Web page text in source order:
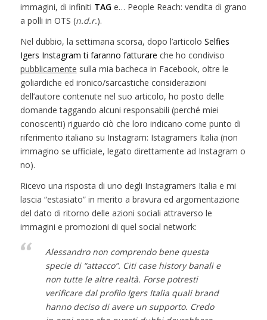
immagini, di infiniti TAG e… People Reach: vendita di grano
a polli in OTS (n.d.r.).
Nel dubbio, la settimana scorsa, dopo l’articolo Selfies
Igers Instagram ti faranno fatturare che ho condiviso
pubblicamente sulla mia bacheca in Facebook, oltre le
goliardiche ed ironico/sarcastiche considerazioni
dell’autore contenute nel suo articolo, ho posto delle
domande taggando alcuni responsabili (perché miei
conoscenti) riguardo ciò che loro indicano come punto di
riferimento italiano su Instagram: Istagramers Italia (non
immagino se ufficiale, legato direttamente ad Instagram o
no).
Ricevo una risposta di uno degli Instagramers Italia e mi
lascia “estasiato” in merito a bravura ed argomentazione
del dato di ritorno delle azioni sociali attraverso le
immagini e promozioni di quel social network:
Alessandro non comprendo bene questa
specie di “attacco”. Citi case history banali e
non tutte le altre realtà. Forse potresti
verificare dal profilo Igers Italia quali brand
hanno deciso di avere un supporto. Credo